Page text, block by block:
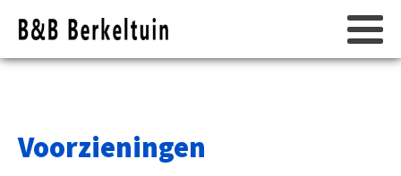
Voorzieningen